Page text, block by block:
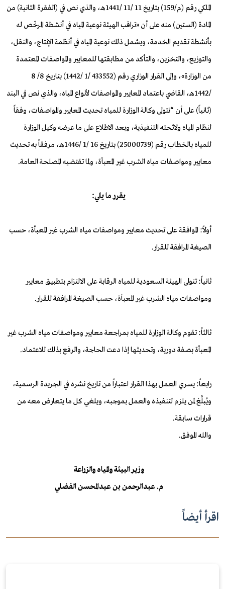
الملكي رقم (م/159) بتاريخ 11 /11 /1441هـ، والذي نص في (الفقرة الثانية) من
المادة (الستين) منه على أن «تراقب الهيئة نوعية المياه في أنشطة المرخّص له
بأنشطة تقديم الخدمة، ويشمل ذلك نوعية المياه في أنظمة الإنتاج، والنقل،
والتوزيع، والتخزين، والتأكد من مطابقتها للمعايير والمواصفات المعتمدة
من الوزارة»، وإلى القرار الوزاري رقم (433552 /1 /1442) بتاريخ 8/ 8
/1442هـ، القاضي باعتماد المعايير والمواصفات لأنواع المياه، والذي نص في البند
(ثانياً) على أن “تتولى وكالة الوزارة للمياه تحديث المعايير والمواصفات، وفقاً
لنظام المياه ولائحته التنفيذية، وبعد الاطلاع على ما عرضه وكيل الوزارة
للمياه بالخطاب رقم (25000739) بتاريخ 16 /1 /1446هـ، مرفقاً به تحديث
معايير ومواصفات مياه الشرب غير المعبأة، ولما تقتضيه المصلحة العامة.
يقرر ما يلي:
أولاً: الموافقة على تحديث معايير ومواصفات مياه الشرب غير المعبأة، حسب
الصيغة المرافقة للقرار.
ثانياً: تتولى الهيئة السعودية للمياه الرقابة على الالتزام بتطبيق معايير
ومواصفات مياه الشرب غير المعبأة، حسب الصيغة المرافقة للقرار.
ثالثاً: تقوم وكالة الوزارة للمياه بمراجعة معايير ومواصفات مياه الشرب غير
المعبأة بصفة دورية، وتحديثها إذا دعت الحاجة، والرفع بذلك للاعتماد.
رابعاً: يسري العمل بهذا القرار اعتباراً من تاريخ نشره في الجريدة الرسمية،
ويُبلَّغ لمن يلزم لتنفيذه والعمل بموجبه، ويلغي كل ما يتعارض معه من
قرارات سابقة.
والله الموفق.
وزير البيئة والمياه والزراعة
م. عبدالرحمن بن عبدالمحسن الفضلي
اقرأ أيضاً